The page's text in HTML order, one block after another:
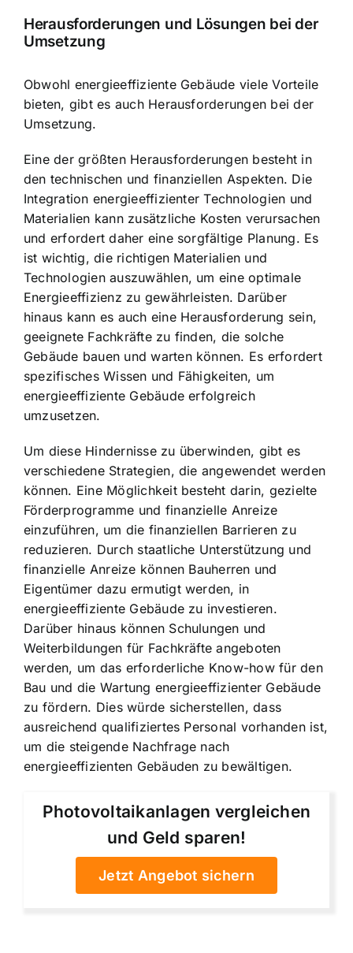
Herausforderungen und Lösungen bei der
Umsetzung
Obwohl energieeffiziente Gebäude viele Vorteile
bieten, gibt es auch Herausforderungen bei der
Umsetzung.
Eine der größten Herausforderungen besteht in
den technischen und finanziellen Aspekten. Die
Integration energieeffizienter Technologien und
Materialien kann zusätzliche Kosten verursachen
und erfordert daher eine sorgfältige Planung. Es
ist wichtig, die richtigen Materialien und
Technologien auszuwählen, um eine optimale
Energieeffizienz zu gewährleisten. Darüber
hinaus kann es auch eine Herausforderung sein,
geeignete Fachkräfte zu finden, die solche
Gebäude bauen und warten können. Es erfordert
spezifisches Wissen und Fähigkeiten, um
energieeffiziente Gebäude erfolgreich
umzusetzen.
Um diese Hindernisse zu überwinden, gibt es
verschiedene Strategien, die angewendet werden
können. Eine Möglichkeit besteht darin, gezielte
Förderprogramme und finanzielle Anreize
einzuführen, um die finanziellen Barrieren zu
reduzieren. Durch staatliche Unterstützung und
finanzielle Anreize können Bauherren und
Eigentümer dazu ermutigt werden, in
energieeffiziente Gebäude zu investieren.
Darüber hinaus können Schulungen und
Weiterbildungen für Fachkräfte angeboten
werden, um das erforderliche Know-how für den
Bau und die Wartung energieeffizienter Gebäude
zu fördern. Dies würde sicherstellen, dass
ausreichend qualifiziertes Personal vorhanden ist,
um die steigende Nachfrage nach
energieeffizienten Gebäuden zu bewältigen.
Photovoltaikanlagen vergleichen
und Geld sparen!
Jetzt Angebot sichern